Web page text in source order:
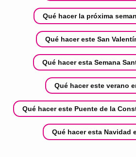
Qué hacer la próxima
Qué hacer este San
Qué hacer esta Semana
Qué hacer este verano
Qué hacer este Puente de la
Qué hacer esta Navidad